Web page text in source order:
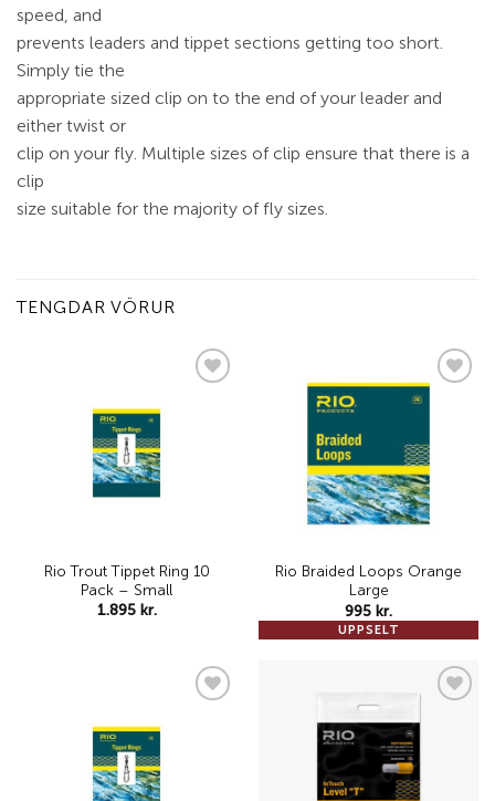
speed, and
prevents leaders and tippet sections getting too short.
Simply tie the
appropriate sized clip on to the end of your leader and
either twist or
clip on your fly. Multiple sizes of clip ensure that there is a
clip
size suitable for the majority of fly sizes.
TENGDAR VÖRUR
Rio Trout Tippet Ring 10
Pack – Small
1.895 kr.
UPPSELT
Rio Braided Loops Orange
Large
995 kr.